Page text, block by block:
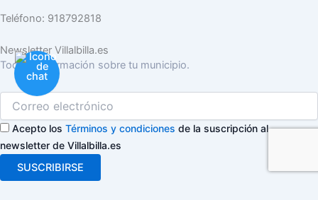
Teléfono: 918792818
Newsletter Villalbilla.es
Toda la información sobre tu municipio.
Acepto los Términos y condiciones de la suscripción al
newsletter de Villalbilla.es
SUSCRIBIRSE